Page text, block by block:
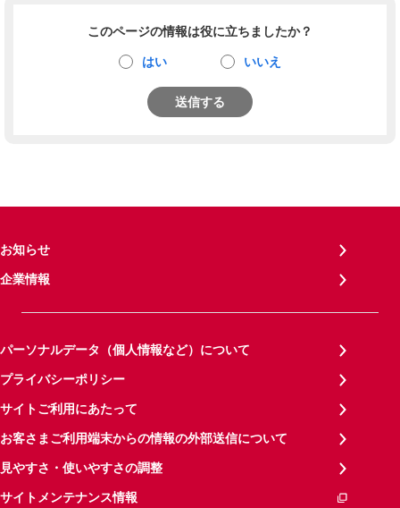
このページの情報は役に立ちましたか？
はい いいえ
送信する
お知らせ
企業情報
パーソナルデータ（個人情報など）について
プライバシーポリシー
サイトご利用にあたって
お客さまご利用端末からの情報の外部送信について
見やすさ・使いやすさの調整
サイトメンテナンス情報